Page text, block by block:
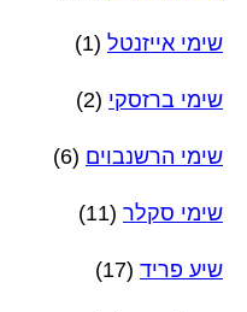
שימי אייזנטל (1)
שימי ברזסקי (2)
שימי הרשנבוים (6)
שימי סקלר (11)
שיע פריד (17)